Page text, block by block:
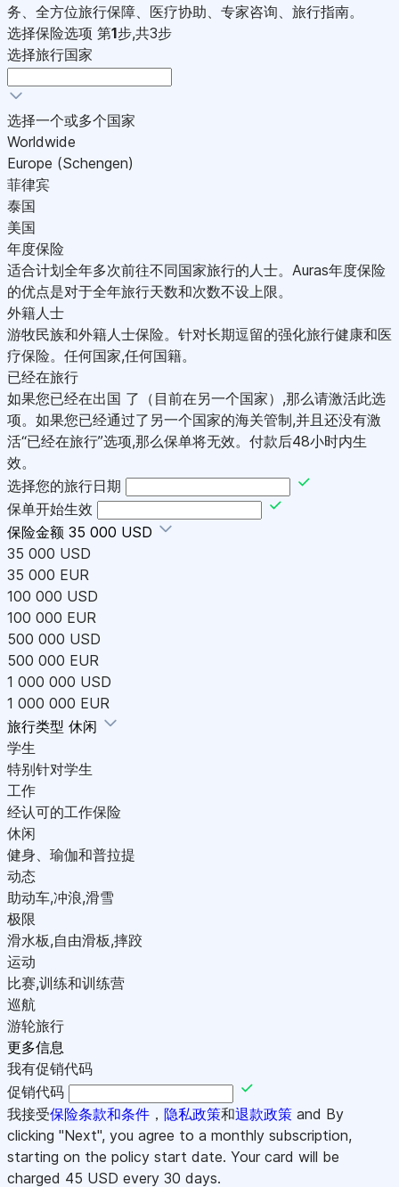
务、全方位旅行保障、医疗协助、专家咨询、旅行指南。
选择保险选项 第1步,共3步
选择旅行国家
选择一个或多个国家
Worldwide
Europe (Schengen)
菲律宾
泰国
美国
年度保险
适合计划全年多次前往不同国家旅行的人士。Auras年度保险
的优点是对于全年旅行天数和次数不设上限。
外籍人士
游牧民族和外籍人士保险。针对长期逗留的强化旅行健康和医
疗保险。任何国家,任何国籍。
已经在旅行
如果您已经在出国 了（目前在另一个国家）,那么请激活此选
项。如果您已经通过了另一个国家的海关管制,并且还没有激
活“已经在旅行”选项,那么保单将无效。付款后48小时内生
效。
选择您的旅行日期
保单开始生效
保险金额 35 000 USD
35 000 USD
35 000 EUR
100 000 USD
100 000 EUR
500 000 USD
500 000 EUR
1 000 000 USD
1 000 000 EUR
旅行类型 休闲
学生
特别针对学生
工作
经认可的工作保险
休闲
健身、瑜伽和普拉提
动态
助动车,冲浪,滑雪
极限
滑水板,自由滑板,摔跤
运动
比赛,训练和训练营
巡航
游轮旅行
更多信息
我有促销代码
促销代码
我接受保险条款和条件 ， 隐私政策和退款政策 and By
clicking "Next", you agree to a monthly subscription,
starting on the policy start date. Your card will be
charged 45 USD every 30 days.